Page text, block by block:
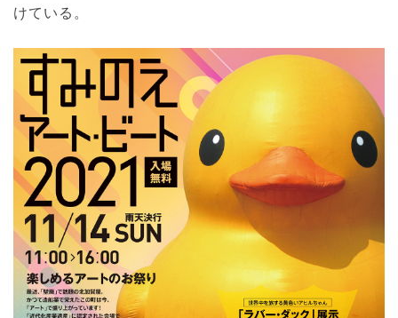
けている。